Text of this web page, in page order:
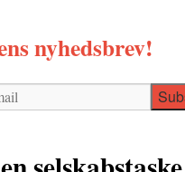
nyhedsbrev!